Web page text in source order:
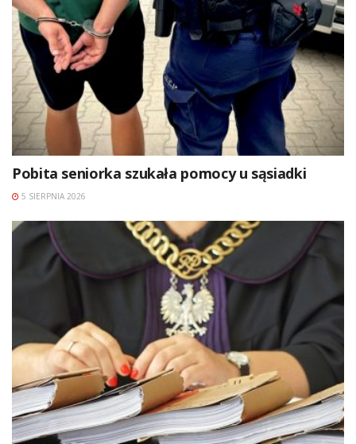
Pobita seniorka szukała pomocy u sąsiadki
5 SIERPNIA 2026